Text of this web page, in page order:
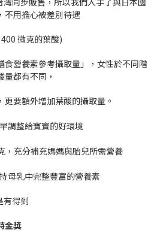
不用擔心被差別待遇
400 微克的葉酸)
食營養素參考攝取量」，女性於不同階
都有不同，
要額外增加葉酸的攝取量。
調整給寶寶的好環境
，充分補充媽媽與胎兒所需營養
母乳中完整豐富的營養素
有得到
金獎